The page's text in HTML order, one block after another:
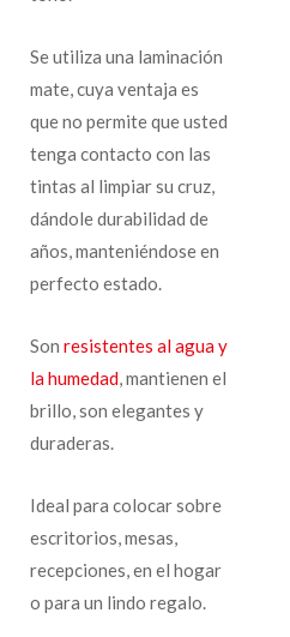
Se utiliza una laminación
mate, cuya ventaja es
que no permite que usted
tenga contacto con las
tintas al limpiar su cruz,
dándole durabilidad de
años, manteniéndose en
perfecto estado.
Son resistentes al agua y
la humedad, mantienen el
brillo, son elegantes y
duraderas.
Ideal para colocar sobre
escritorios, mesas,
recepciones, en el hogar
o para un lindo regalo.